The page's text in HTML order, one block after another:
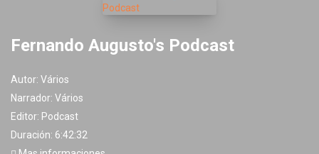
Fernando Augusto's Podcast
Autor: Vários
Narrador: Vários
Editor: Podcast
Duración: 6:42:32